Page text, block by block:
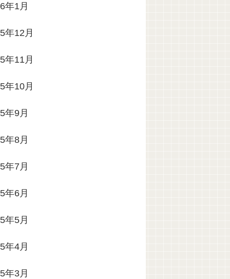
年1月
年12月
年11月
年10月
年9月
年8月
年7月
年6月
年5月
年4月
年3月